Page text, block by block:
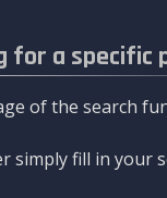
for a specific
of the search
simply fill in your